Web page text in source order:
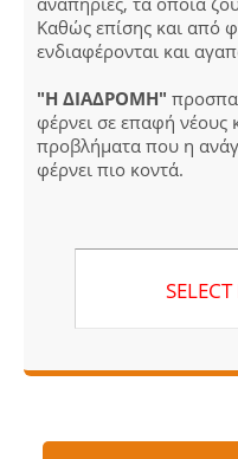
Καθώς επίσης και από
ενδιαφέρονται και
"Η ΔΙΑΔΡΟΜΗ"
φέρνει σε επαφή νέους
προβλήματα που η
φέρνει πιο κοντά.